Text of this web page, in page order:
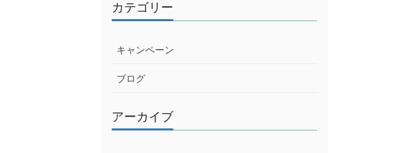
カテゴリー
キャンペーン
ブログ
アーカイブ